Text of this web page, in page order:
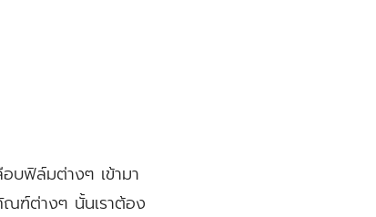
อบฟิล์มต่างๆ เข้ามา
ณฑ์ต่างๆ นั้นเราต้อง